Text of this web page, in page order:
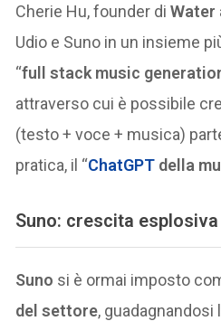
Cherie Hu, founder diWater
Udio e Suno in un insieme
“full stack music
attraverso cui è possibile
(testo + voce + musica)
pratica, il “ChatGPT della
Suno: crescita
Suno si è ormai imposto
del settore,